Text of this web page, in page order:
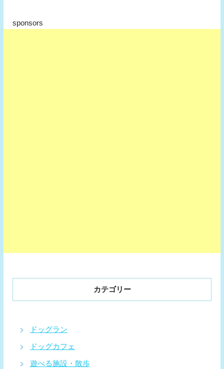
sponsors
カテゴリー
ドッグラン
ドッグカフェ
遊べる施設・散歩